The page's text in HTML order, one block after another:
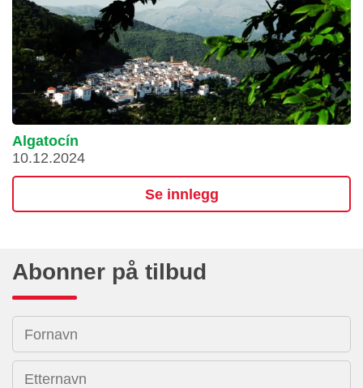
Algatocín
10.12.2024
Se innlegg
Abonner på tilbud
Fornavn
Etternavn